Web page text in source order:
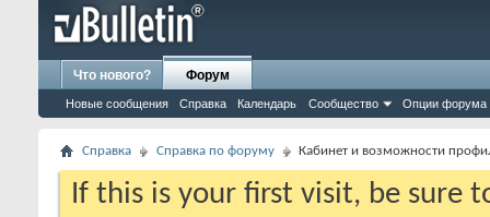
Что нового? Форум
Новые сообщения Справка Календарь Сообщество Опции форума
Справка Справка по форуму Кабинет и возможности
If this is your first visit, be sure